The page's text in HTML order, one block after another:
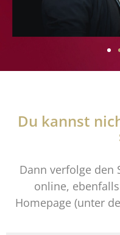
Du kannst
Dann verfolge den
online,
Homepage (unter